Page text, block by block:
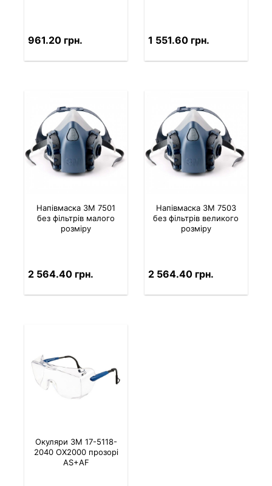
961.20 грн. 1 551.60 грн.
Напівмаска 3M 7501
без фільтрів малого
розміру
2 564.40 грн.
Напівмаска 3M 7503
без фільтрів великого
розміру
2 564.40 грн.
Окуляри 3M 17-5118-
2040 OX2000 прозорі
AS+AF